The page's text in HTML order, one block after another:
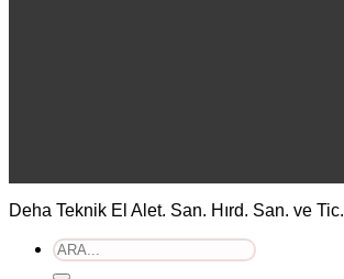
Deha Teknik El Alet. San. Hırd. San. ve Tic.
Ara: